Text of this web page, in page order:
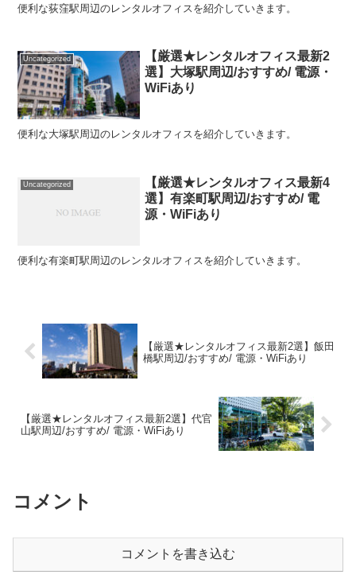
便利な荻窪駅周辺のレンタルオフィスを紹介していきます。
Uncategorized
【厳選★レンタルオフィス最新2
選】大塚駅周辺/おすすめ/ 電源・
WiFiあり
便利な大塚駅周辺のレンタルオフィスを紹介していきます。
Uncategorized
【厳選★レンタルオフィス最新4
選】有楽町駅周辺/おすすめ/ 電
源・WiFiあり
便利な有楽町駅周辺のレンタルオフィスを紹介していきます。
【厳選★レンタルオフィス最新2選】飯田
橋駅周辺/おすすめ/ 電源・WiFiあり
【厳選★レンタルオフィス最新2選】代官
山駅周辺/おすすめ/ 電源・WiFiあり
コメント
コメントを書き込む